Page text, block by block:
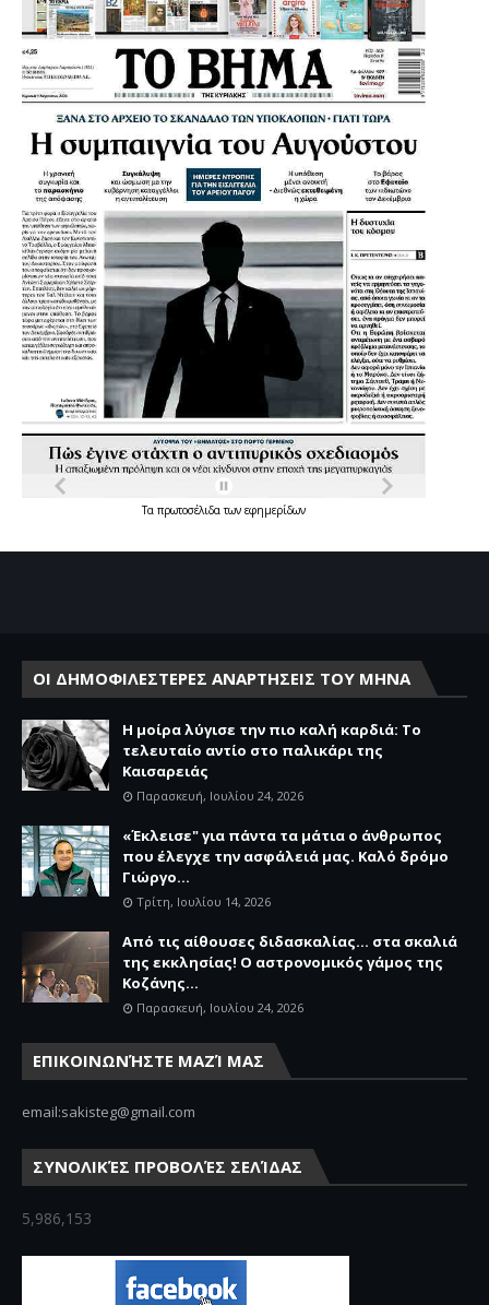
Τα πρωτοσέλιδατων εφημερίδων
ΟΙ ΔΗΜΟΦΙΛΕΣΤΕΡΕΣ ΑΝΑΡΤΗΣΕΙΣ ΤΟΥ ΜΗΝΑ
Η μοίρα λύγισε την πιο καλή καρδιά: Το
τελευταίο αντίο στο παλικάρι της
Καισαρειάς
Παρασκευή, Ιουλίου 24, 2026
«Έκλεισε" για πάντα τα μάτια ο άνθρωπος
που έλεγχε την ασφάλειά μας. Καλό δρόμο
Γιώργο...
Τρίτη, Ιουλίου 14, 2026
Από τις αίθουσες διδασκαλίας… στα σκαλιά
της εκκλησίας! Ο αστρονομικός γάμος της
Κοζάνης...
Παρασκευή, Ιουλίου 24, 2026
ΕΠΙΚΟΙΝΩΝΉΣΤΕ ΜΑΖΊ ΜΑΣ
email:sakisteg@gmail.com
ΣΥΝΟΛΙΚΈΣ ΠΡΟΒΟΛΈΣ ΣΕΛΊΔΑΣ
5,986,153